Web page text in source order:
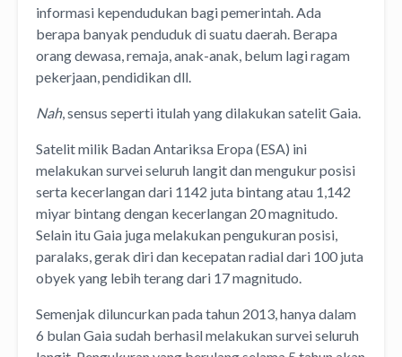
informasi kependudukan bagi pemerintah. Ada
berapa banyak penduduk di suatu daerah. Berapa
orang dewasa, remaja, anak-anak, belum lagi ragam
pekerjaan, pendidikan dll.
Nah, sensus seperti itulah yang dilakukan satelit Gaia.
Satelit milik Badan Antariksa Eropa (ESA) ini
melakukan survei seluruh langit dan mengukur posisi
serta kecerlangan dari 1142 juta bintang atau 1,142
miyar bintang dengan kecerlangan 20 magnitudo.
Selain itu Gaia juga melakukan pengukuran posisi,
paralaks, gerak diri dan kecepatan radial dari 100 juta
obyek yang lebih terang dari 17 magnitudo.
Semenjak diluncurkan pada tahun 2013, hanya dalam
6 bulan Gaia sudah berhasil melakukan survei seluruh